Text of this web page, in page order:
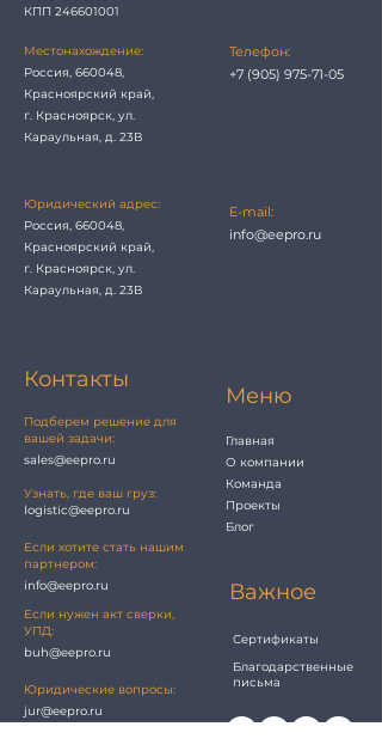
КПП 246601001
Местонахождение:
Россия, 660048,
Красноярский край,
г. Красноярск, ул.
Караульная, д. 23В
Телефон:
+7 (905) 975-71-05
Юридический адрес:
Россия, 660048,
Красноярский край,
г. Красноярск, ул.
Караульная, д. 23В
E-mail:
info@eepro.ru
Контакты
Подберем решение для
вашей задачи:
sales@eepro.ru
Узнать, где ваш груз:
logistic@eepro.ru
Если хотите стать нашим
партнером:
info@eepro.ru
Если нужен акт сверки,
УПД:
buh@eepro.ru
Юридические вопросы:
jur@eepro.ru
Меню
Главная
О компании
Команда
Проекты
Блог
Важное
Сертификаты
Благодарственные
письма